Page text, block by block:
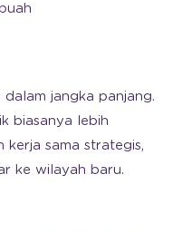
dalam jangka panjang.
biasanya lebih
kerja sama strategis,
ke wilayah baru.